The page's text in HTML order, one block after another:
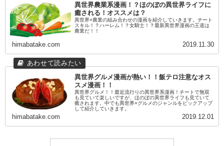
異世界農業系漫画！？ほのぼの異世界ライフに
癒される！オススメは？
異世界×農業の組み合わせの漫画を紹介していきます。チート
スキル！？ハーレム！？女騎士！？最新異世界漫画の王道は
農業だ！！
himabatake.com 2019.11.30
異世界グルメ漫画が熱い！！飯テロ注意なオス
スメ漫画！！
異世界グルメ！！最近流行りの異世界系漫画！チートで無双
も見ていて楽しいですが、ほのぼの異世界ライフも見ていて
癒されます。中でも異世界×グルメのジャンルをピックアップ
して紹介していきます。
himabatake.com 2019.12.01